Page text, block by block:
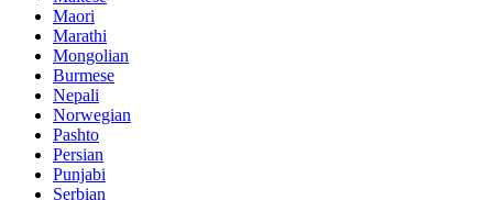
Maori
Marathi
Mongolian
Burmese
Nepali
Norwegian
Pashto
Persian
Punjabi
Serbian